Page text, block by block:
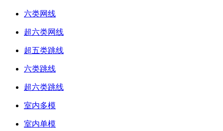
六类网线
超六类网线
超五类跳线
六类跳线
超六类跳线
室内多模
室内单模